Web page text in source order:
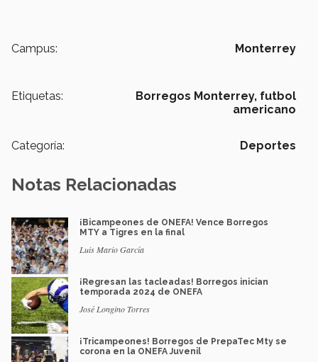
Campus: Monterrey
Etiquetas: Borregos Monterrey, futbol
americano
Categoría: Deportes
Notas Relacionadas
¡Bicampeones de ONEFA! Vence Borregos
MTY a Tigres en la final
Luis Mario García
¡Regresan las tacleadas! Borregos inician
temporada 2024 de ONEFA
José Longino Torres
¡Tricampeones! Borregos de PrepaTec Mty se
corona en la ONEFA Juvenil